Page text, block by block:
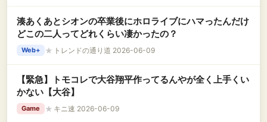
湊あくあとシオンの卒業後にホロライブにハマったんだけ
どこの二人ってどれくらい凄かったの？
Web+ ★ トレンドの通り道 2026-06-09
【緊急】トモコレで大谷翔平作ってるんやが全く上手くい
かない【大谷】
Game ★ キニ速 2026-06-09